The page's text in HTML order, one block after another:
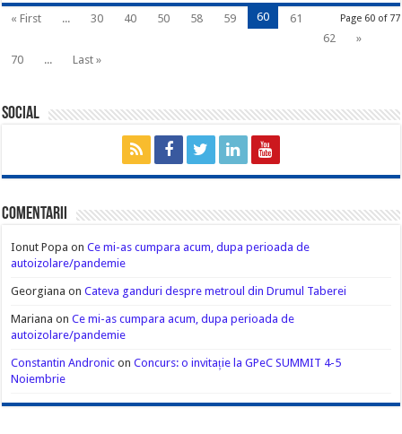
Page 60 of 77
« First ... 30 40 50 58 59 60
61
62
»
70
... Last »
Social
Comentarii
Ionut Popa onCe mi-as cumpara acum, dupa perioada de
autoizolare/pandemie
Georgiana onCateva ganduri despre metroul din Drumul Taberei
Mariana onCe mi-as cumpara acum, dupa perioada de
autoizolare/pandemie
Constantin Andronic onConcurs: o invitație la GPeC SUMMIT 4-5
Noiembrie